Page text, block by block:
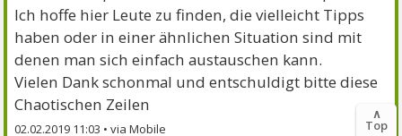
Ich hoffe hier Leute zu finden, die vielleicht Tipps
haben oder in einer ähnlichen Situation sind mit
denen man sich einfach austauschen kann.
Vielen Dank schonmal und entschuldigt bitte diese
Chaotischen Zeilen
02.02.2019 11:03 •
∧
Top